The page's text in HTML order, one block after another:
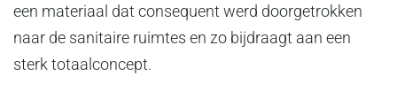
een materiaal dat consequent werd doorgetrokken
naar de sanitaire ruimtes en zo bijdraagt aan een
sterk totaalconcept.